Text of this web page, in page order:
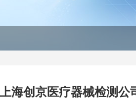
海创京医疗器械检测公